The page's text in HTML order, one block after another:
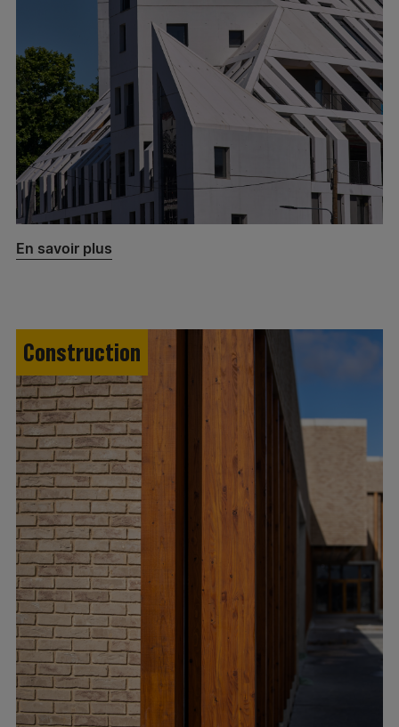
En savoir plus
Construction